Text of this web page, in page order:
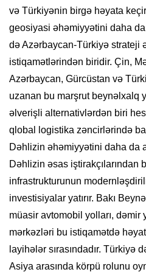
və Türkiyənin birgə həyata
geosiyasi əhəmiyyətini daha da
də Azərbaycan-Türkiyə strateji
istiqamətlərindən biridir. Çin,
Azərbaycan, Gürcüstan və
uzanan bu marşrut beynəlxalq
əlverişli alternativlərdən biri
qlobal logistika zəncirlərində
Dəhlizin əhəmiyyətini daha da
Dəhlizin əsas iştirakçılarından
infrastrukturunun
investisiyalar yatırır. Bakı
müasir avtomobil yolları, dəmir
mərkəzləri bu istiqamətdə
layihələr sırasındadır. Türkiyə
Asiya arasında körpü rolunu